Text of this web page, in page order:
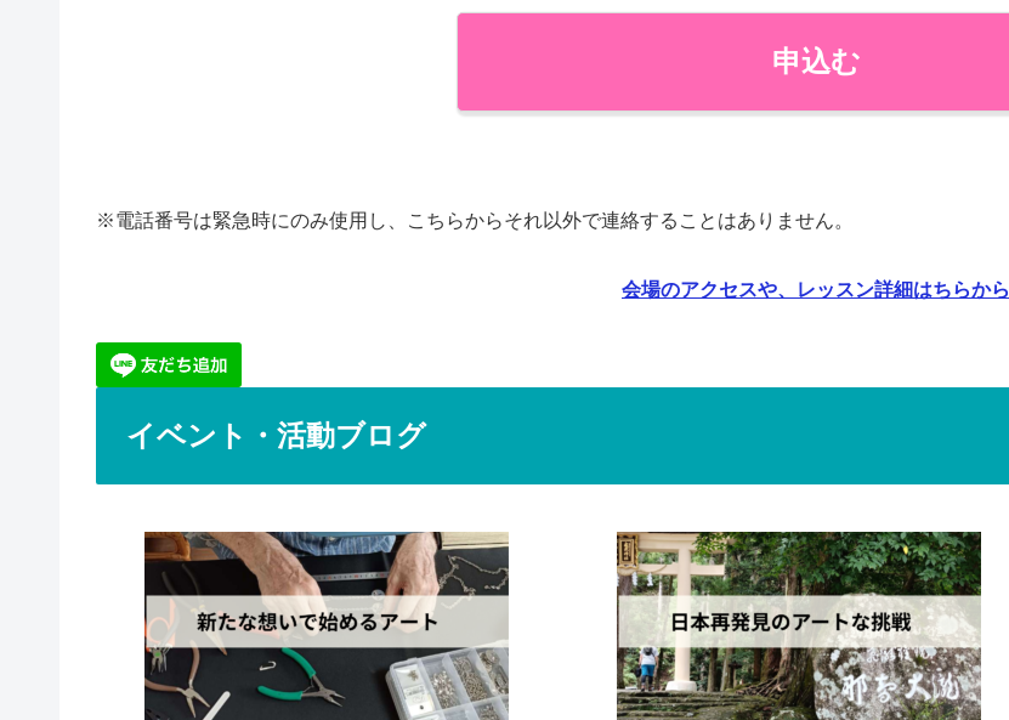
※電話番号は緊急時にのみ使用し、こちらからそれ以外で連絡することはありません。
会場のアクセスや、レッスン詳細はちらから
イベント・活動ブログ